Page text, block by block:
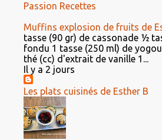
Passion Recettes
Muffins explosion de fruits de
tasse (90 gr) de cassonade ½
fondu 1 tasse (250 ml) de
thé (cc) d'extrait de vanille 1...
Il y a 2 jours
Les plats cuisinés de Esther B